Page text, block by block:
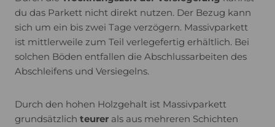
du das Parkett nicht direkt nutzen. Der Bezug kann
sich um ein bis zwei Tage verzögern. Massivparkett
ist mittlerweile zum Teil verlegefertig erhältlich. Bei
solchen Böden entfallen die Abschlussarbeiten des
Abschleifens und Versiegelns.
Durch den hohen Holzgehalt ist Massivparkett
grundsätzlich teurer als aus mehreren Schichten